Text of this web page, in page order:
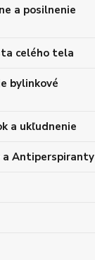
a posilnenie
celého tela
bylinkové
a ukľudnenie
a Antiperspiranty